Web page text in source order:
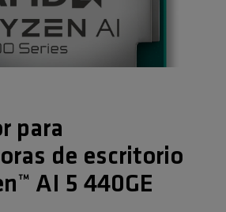
para
de escritorio
AI 5 440GE